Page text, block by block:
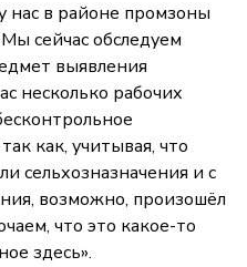
нас в районе промзоны
сейчас обследуем
выявления
несколько рабочих
как, учитывая, что
сельхозназначения и с
возможно, произошёл
что это какое-то
здесь».